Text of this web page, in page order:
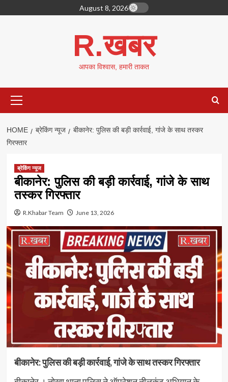
to
August 8, 2026
R.खबर
आपका विश्वास, हमारी ताकत
Menu
HOME ब्रेकिंग न्यूज
बीकानेर: पुलिस की बड़ी कार्रवाई, गांजे के साथ तस्कर
गिरफ्तार
ब्रेकिंग न्यूज
बीकानेर: पुलिस की बड़ी कार्रवाई, गांजे के साथ
तस्कर गिरफ्तार
R.Khabar Team June 13, 2026
बीकानेर: पुलिस की बड़ी कार्रवाई, गांजे के साथ तस्कर गिरफ्तार